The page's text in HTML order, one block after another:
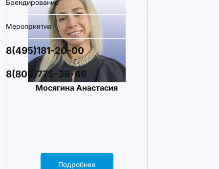
Брендирование
Мероприятия
8(495)181-20-00
8(800)775-38-49
Мосягина Анастасия
Подробнее